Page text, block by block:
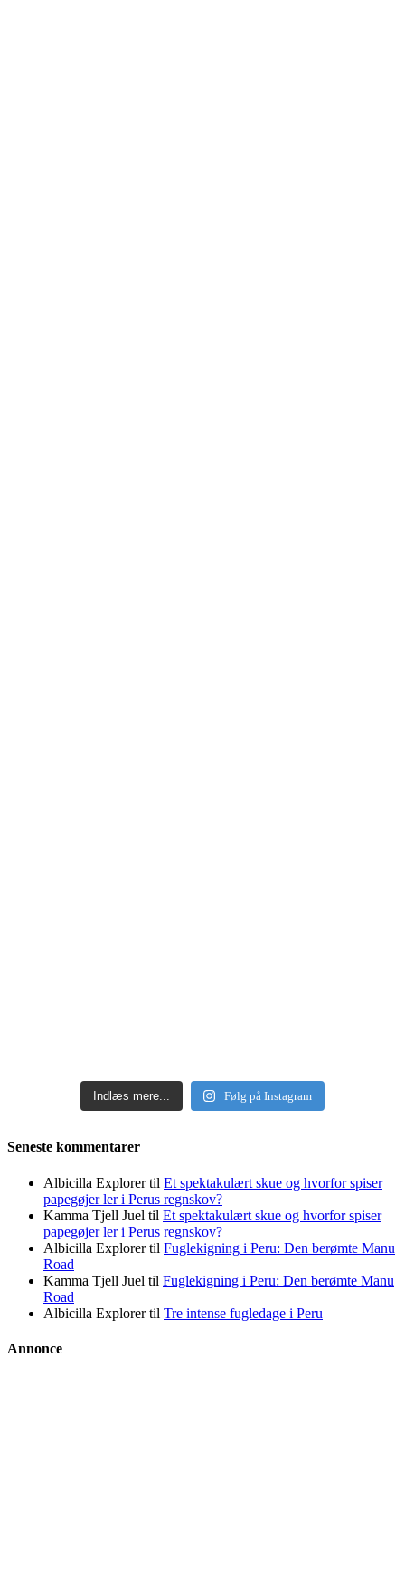
Indlæs mere... Følg på Instagram
Seneste kommentarer
Albicilla Explorertil Et spektakulært skue og hvorfor spiser
papegøjer ler i Perus regnskov?
Kamma Tjell Juel til Et spektakulært skue og hvorfor spiser
papegøjer ler i Perus regnskov?
Albicilla Explorertil Fuglekigning i Peru: Den berømte Manu
Road
Kamma Tjell Juel til Fuglekigning i Peru: Den berømte Manu
Road
Albicilla Explorertil Tre intense fugledage i Peru
Annonce